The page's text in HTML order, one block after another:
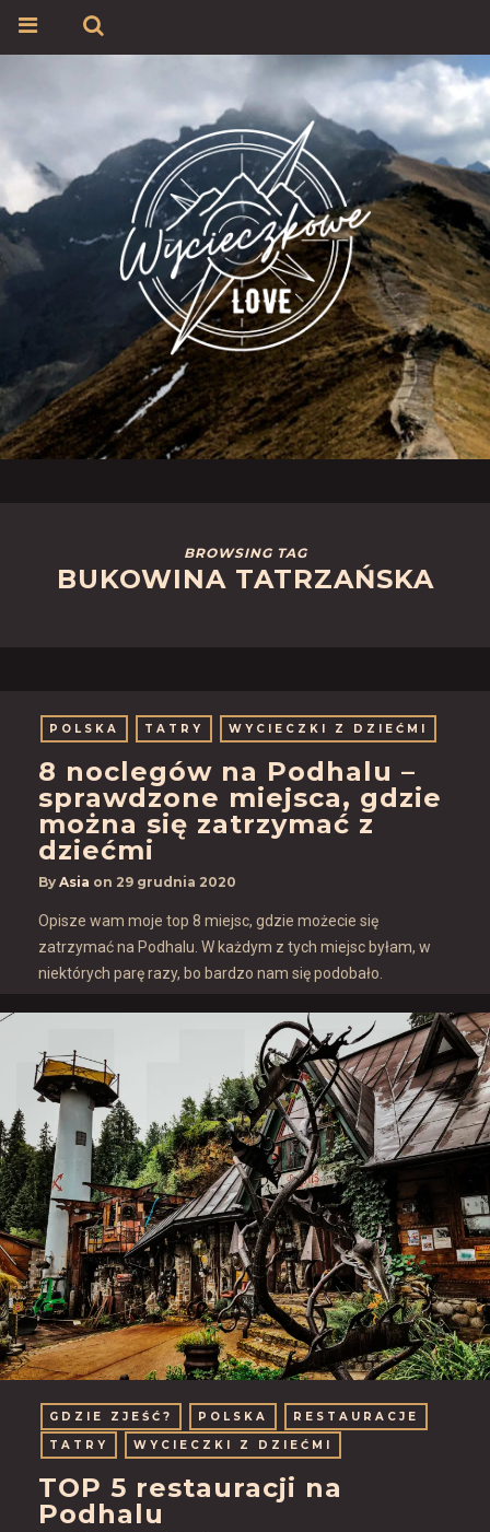
BROWSING TAG
BUKOWINA TATRZAŃSKA
POLSKA TATRY WYCIECZKI Z DZIEĆMI
8 noclegów na Podhalu –
sprawdzone miejsca, gdzie
można się zatrzymać z
dziećmi
By Asia on 29 grudnia 2020
Opisze wam moje top 8 miejsc, gdzie możecie się
zatrzymać na Podhalu. W każdym z tych miejsc byłam, w
niektórych parę razy, bo bardzo nam się podobało.
GDZIE ZJEŚĆ? POLSKA
RESTAURACJE
TATRY
WYCIECZKI Z DZIEĆMI
TOP 5 restauracji na
Podhalu